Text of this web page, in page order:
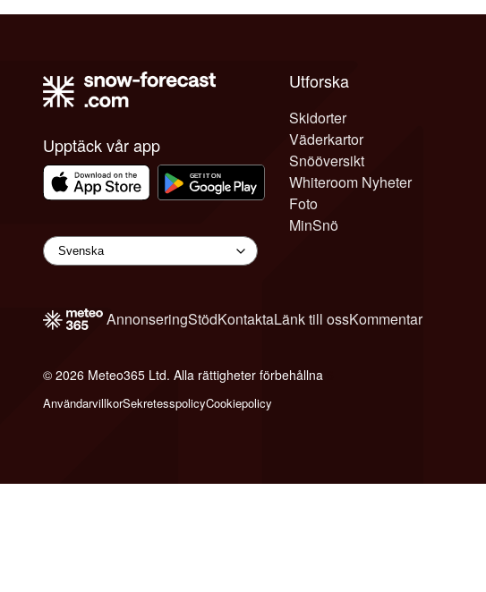
Upptäck vår app
Utforska
Skidorter
Väderkartor
Snööversikt
Whiteroom Nyheter
Foto
MinSnö
AnnonseringStödKontaktaLänk till ossKommentar
© 2026 Meteo365 Ltd. Alla rättigheter förbehållna
AnvändarvillkorSekretesspolicyCookiepolicy